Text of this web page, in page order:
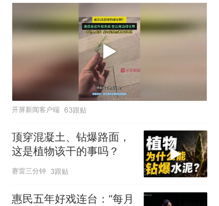
能种点薄荷、折耳根 来源
开屏新闻客户端 63跟贴
顶穿混凝土、钻爆路面，
这是植物该干的事吗？
赛雷三分钟 3跟贴
惠民五年好戏连台：“每月